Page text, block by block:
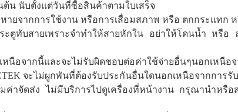
นต้น นับตั้งแต่วันที่ซื้อสินค้าตามใบเสร็จ
ายจากการใช้งาน หรือการเสื่อมสภาพ หรือ ตกกระแทก
ตูทับสายเพราะจำทำให้สายหักใน อย่าให้โดนน้ำ หรือ
นือจากนี้และจะไม่รับผิดชอบต่อค่าใช้จ่ายอื่นๆนอกเหนื
จะไม่ผูกพันที่ต้องรับประกันอื่นใดนอกเหนือจากการรั
าจัดส่ง ไม่มีบริการไปดูเครื่องที่หน้างาน กรุณานำหรือ